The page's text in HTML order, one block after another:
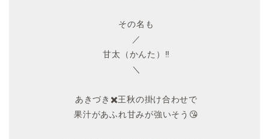
その名も
／
甘太（かんた）‼️
＼
あきづき✖️王秋の掛け合わせで
果汁があふれ甘みが強いそう😘